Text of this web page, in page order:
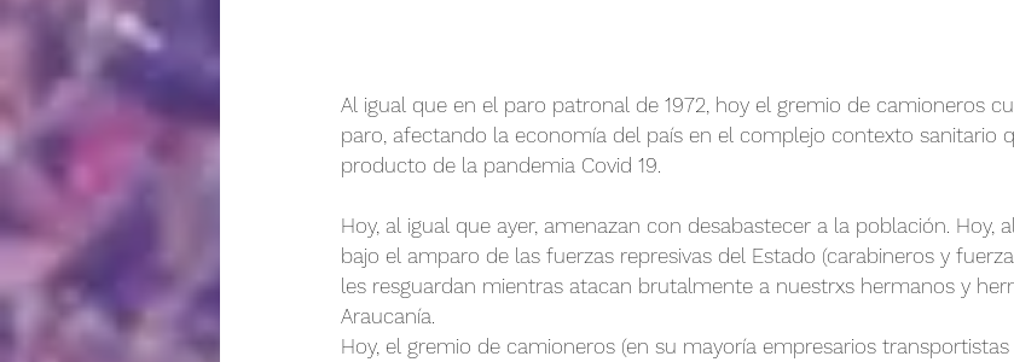
Al igual que en el paro patronal de 1972, hoy el gremio de camioneros
paro, afectando la economía del país en el complejo contexto sanitario
producto de la pandemia Covid 19.
Hoy, al igual que ayer, amenazan con desabastecer a la población. Hoy,
bajo el amparo de las fuerzas represivas del Estado (carabineros y
les resguardan mientras atacan brutalmente a nuestrxs hermanos y
Araucanía.
Hoy, el gremio de camioneros (en su mayoría empresarios